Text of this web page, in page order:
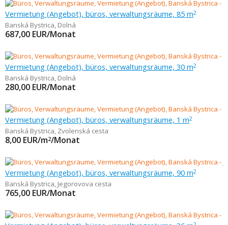
Vermietung (Angebot), büros, verwaltungsräume, 85 m2
Banská Bystrica, Dolná
687,00 EUR/Monat
Vermietung (Angebot), büros, verwaltungsräume, 30 m2
Banská Bystrica, Dolná
280,00 EUR/Monat
Vermietung (Angebot), büros, verwaltungsräume, 1 m2
Banská Bystrica, Zvolenská cesta
8,00 EUR/m2/Monat
Vermietung (Angebot), büros, verwaltungsräume, 90 m2
Banská Bystrica, Jegorovova cesta
765,00 EUR/Monat